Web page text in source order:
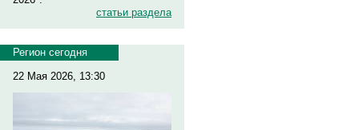
статьи раздела
Регион сегодня
22 Мая 2026, 13:30